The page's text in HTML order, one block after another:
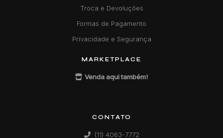
Troca e Devoluções
Formas de Pagamento
Privacidade e Segurança
MARKETPLACE
Venda aqui também!
CONTATO
(11) 4063-7772